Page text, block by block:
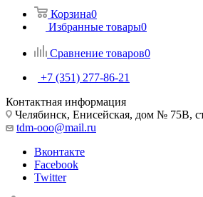
Корзина0
Избранные товары0
Сравнение товаров0
+7 (351) 277-86-21
Контактная информация
Челябинск, Енисейская, дом № 75В,
tdm-ooo@mail.ru
Вконтакте
Facebook
Twitter